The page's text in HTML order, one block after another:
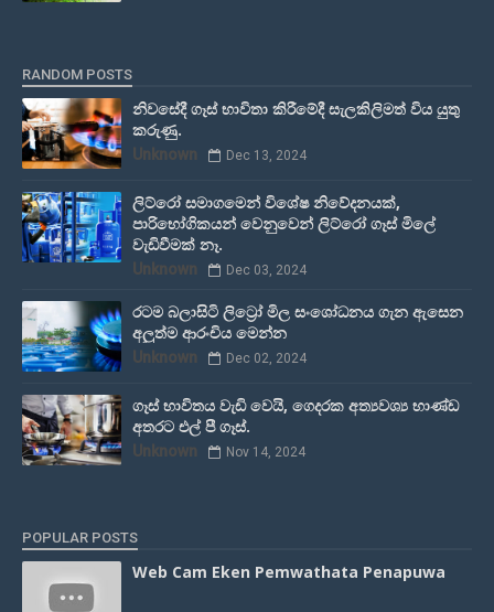
RANDOM POSTS
නිවසේදී ගෑස් භාවිතා කිරීමේදී සැලකිලිමත් විය යුතු
කරුණු.
Unknown Dec 13, 2024
ලිට්රෝ සමාගමෙන් විශේෂ නිවේදනයක්,
පාරිභෝගිකයන් වෙනුවෙන් ලිට්රෝ ගෑස් මිලේ
වැඩිවීමක් නෑ.
Unknown Dec 03, 2024
රටම බලාසිටි ලිට්‍රෝ මිල සංශෝධනය ගැන ඇසෙන
අලුත්ම ආරංචිය මෙන්න
Unknown Dec 02, 2024
ගෑස් භාවිතය වැඩි වෙයි, ගෙදරක අත්‍යවශ්‍ය භාණ්ඩ
අතරට එල් පී ගෑස්.
Unknown Nov 14, 2024
POPULAR POSTS
Web Cam Eken Pemwathata Penapuwa